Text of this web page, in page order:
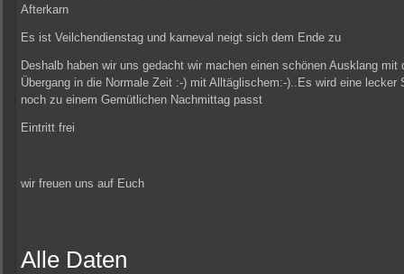
Afterkarn
Es ist Veilchendienstag und karneval neigt sich dem Ende zu
Deshalb haben wir uns gedacht wir machen einen schönen Ausklang
Übergang in die Normale Zeit :-) mit Alltäglischem:-)..Es wird eine
noch zu einem Gemütlichen Nachmittag passt
Eintritt frei
wir freuen uns auf Euch
Alle Daten